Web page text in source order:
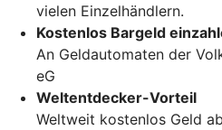
vielen Einzelhändlern.
Kostenlos Bargeld
An Geldautomaten der
eG
Weltentdecker-Vorteil
Weltweit kostenlos Geld